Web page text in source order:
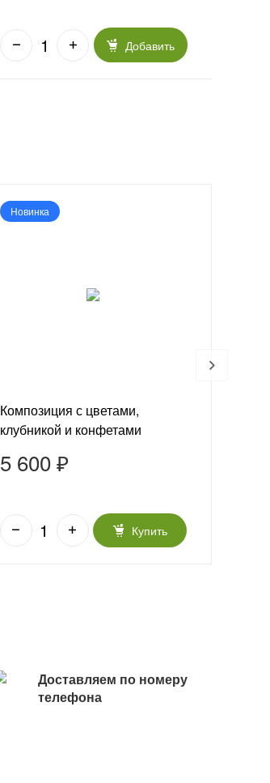
Добавить
Новинка
Композиция с цветами,
клубникой и конфетами
5 600 ₽
Купить
Доставляем по номеру
телефона